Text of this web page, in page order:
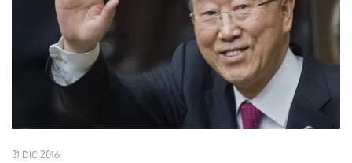
31 DIC 2016